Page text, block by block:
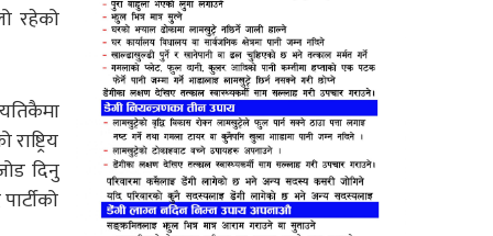
रहेको
यतिकैमा
दिनु